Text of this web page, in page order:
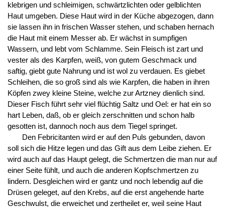
klebrigen und schleimigen, schwärtzlichten oder gelblichten
Haut umgeben. Diese Haut wird in der Küche abgezogen, dann
sie lassen ihn in frischen Wasser stehen, und schaben hernach
die Haut mit einem Messer ab. Er wächst in sumpfigen
Wassern, und lebt vom Schlamme. Sein Fleisch ist zart und
vester als des Karpfen, weiß, von gutem Geschmack und
saftig, giebt gute Nahrung und ist wol zu verdauen. Es giebet
Schleihen, die so groß sind als wie Karpfen, die haben in ihren
Köpfen zwey kleine Steine, welche zur Artzney dienlich sind.
Dieser Fisch führt sehr viel flüchtig Saltz und Oel: er hat ein so
hart Leben, daß, ob er gleich zerschnitten und schon halb
gesotten ist, dannoch noch aus dem Tiegel springet.
Den Febricitanten wird er auf den Puls gebunden, davon
soll sich die Hitze legen und das Gift aus dem Leibe ziehen. Er
wird auch auf das Haupt gelegt, die Schmertzen die man nur auf
einer Seite fühlt, und auch die anderen Kopfschmertzen zu
lindern. Desgleichen wird er gantz und noch lebendig auf die
Drüsen geleget, auf den Krebs, auf die erst angehende harte
Geschwulst, die erweichet und zertheilet er, weil seine Haut